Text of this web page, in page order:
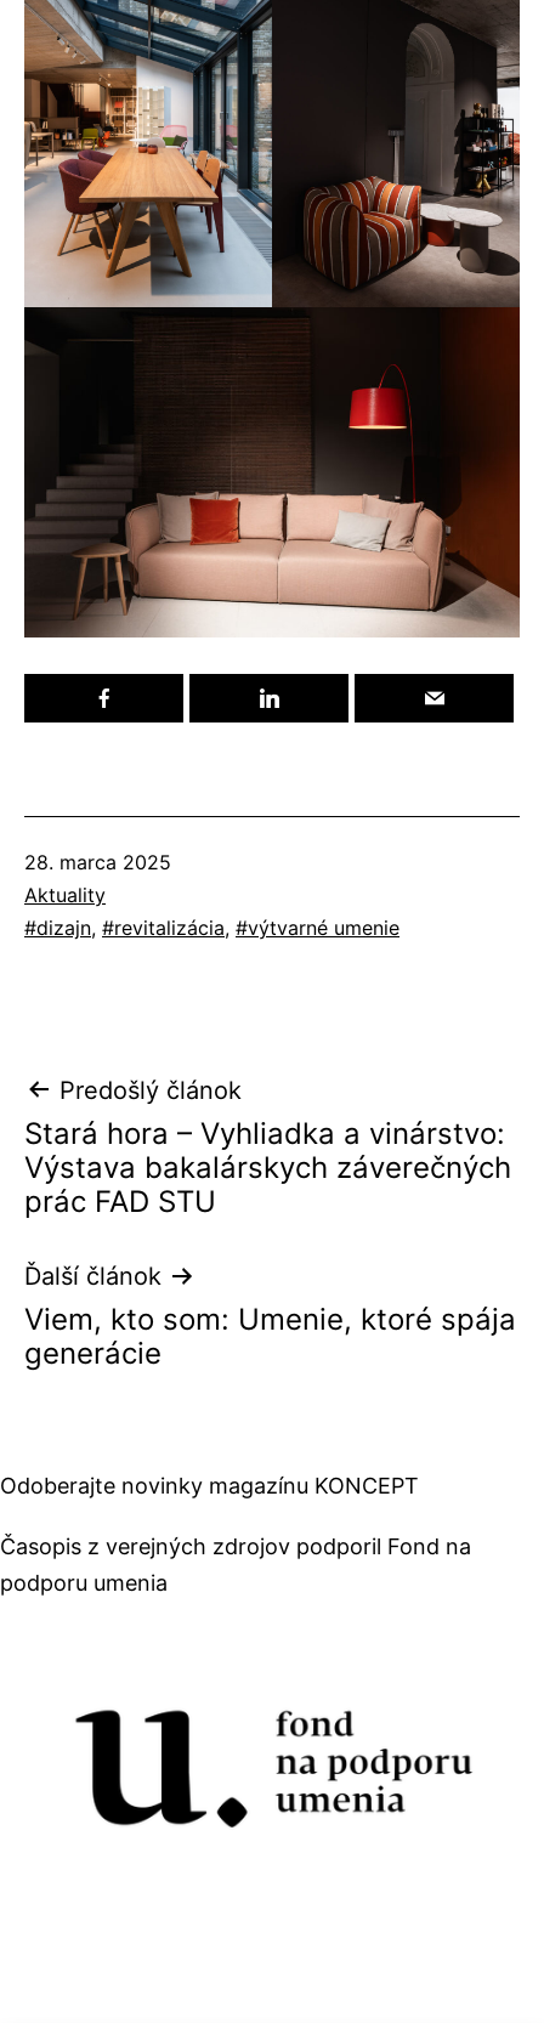
Publikované
28. marca 2025
Kategorizované
ako
Aktuality
Označené
dizajn, revitalizácia, výtvarné umenie
Navigácia
v
článku
Predošlý článok
Stará hora – Vyhliadka a vinárstvo:
Výstava bakalárskych záverečných
prác FAD STU
Ďalší článok
Viem, kto som: Umenie, ktoré spája
generácie
Odoberajte novinky magazínu KONCEPT
Časopis z verejných zdrojov podporil Fond na
podporu umenia